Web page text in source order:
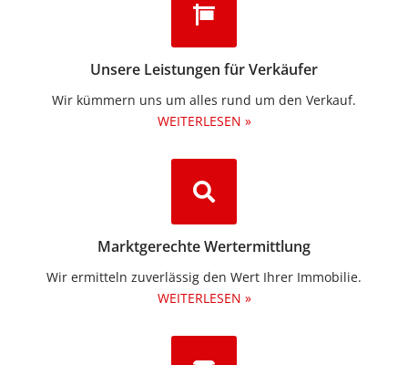
Unsere Leistungen für Verkäufer
Wir kümmern uns um alles rund um den Verkauf.
WEITERLESEN »
Marktgerechte Wertermittlung
Wir ermitteln zuverlässig den Wert Ihrer Immobilie.
WEITERLESEN »